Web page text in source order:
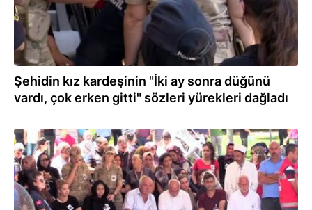
Şehidin kız kardeşinin "İki ay sonra düğünü
vardı, çok erken gitti" sözleri yürekleri dağladı
27.07.2019